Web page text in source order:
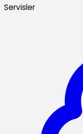
Servisler